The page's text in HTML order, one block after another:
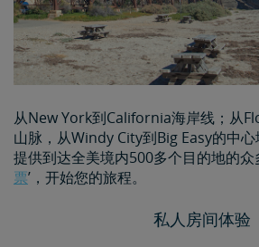
从New York到California海岸线；从
山脉，从Windy City到Big Easy的中
提供到达全美境内500多个目的地的众
票’，开始您的旅程。
私人房间体验